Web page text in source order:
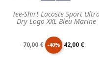
Tee-Shirt Lacoste Sport
Dry Logo XXL Bleu Marine
Prix
70,00 € -40% Prix
42,00 €